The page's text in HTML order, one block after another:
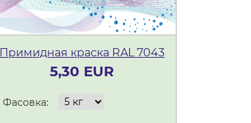
Примидная краска RAL 7043
5,30 EUR
Фасовка: